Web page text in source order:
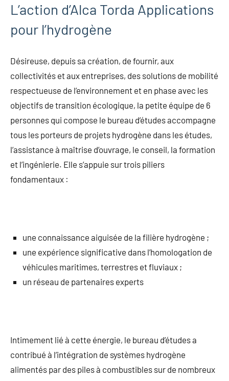
L’action d’Alca Torda Applications
pour l’hydrogène
Désireuse, depuis sa création, de fournir, aux
collectivités et aux entreprises, des solutions de mobilité
respectueuse de l’environnement et en phase avec les
objectifs de transition écologique, la petite équipe de 6
personnes qui compose le bureau d’études accompagne
tous les porteurs de projets hydrogène dans les études,
l’assistance à maîtrise d’ouvrage, le conseil, la formation
et l’ingénierie. Elle s’appuie sur trois piliers
fondamentaux :
une connaissance aiguisée de la filière hydrogène ;
une expérience significative dans l’homologation de
véhicules maritimes, terrestres et fluviaux ;
un réseau de partenaires experts
Intimement lié à cette énergie, le bureau d’études a
contribué à l’intégration de systèmes hydrogène
alimentés par des piles à combustibles sur de nombreux